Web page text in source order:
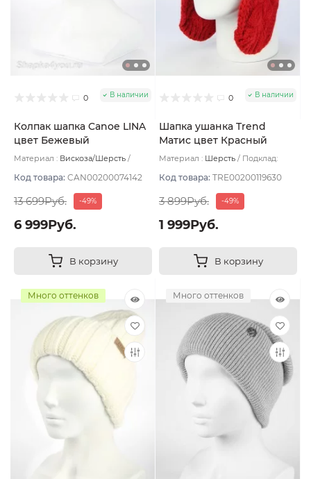
0 В наличии
Колпак шапка Canoe LINA
цвет Бежевый
Материал : Вискоза/Шерсть
Код товара: CAN00200074142
13 699Руб. -49%
6 999Руб.
В корзину
0 В наличии
Шапка ушанка Trend
Матис цвет Красный
размер 56-58
Материал : Шерсть
Подклад:
Код товара: TRE00200119630
3 899Руб. -49%
1 999Руб.
В корзину
Много оттенков Много оттенков